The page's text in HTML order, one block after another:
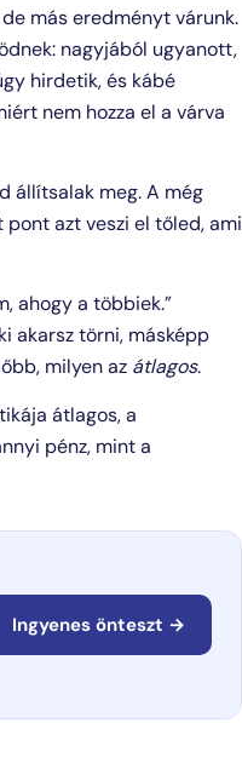
más eredményt várunk.
nagyjából ugyanott,
hirdetik, és kábé
nem hozza el a várva
állítsalak meg. A még
azt veszi el tőled, ami
ahogy a többiek.”
akarsz törni, másképp
milyen az átlagos.
átlagos, a
pénz, mint a
Ingyenes önteszt →